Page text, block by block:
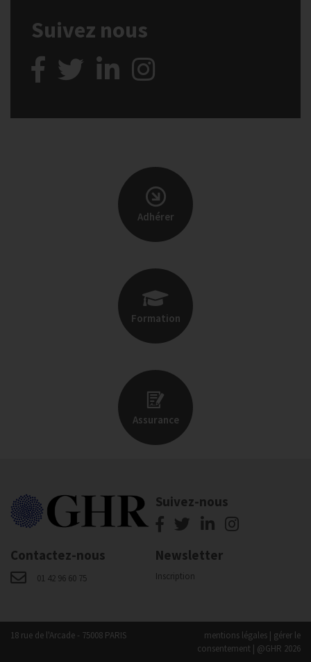
Suivez nous
Adhérer
Formation
Assurance
Suivez-nous
Contactez-nous
01 42 96 60 75
Newsletter
Inscription
18 rue de l'Arcade - 75008 PARIS mentions légales | gérer le
consentement | @GHR 2026